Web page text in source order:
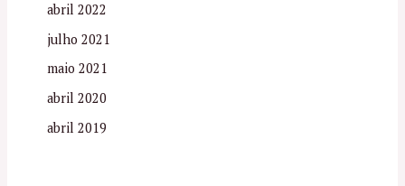
abril 2022
julho 2021
maio 2021
abril 2020
abril 2019